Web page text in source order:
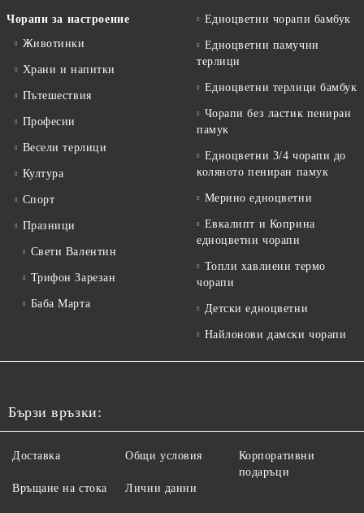
Чорапи за настроение
Животинки
Храни и напитки
Пътешествия
Професии
Весели терлици
Култура
Спорт
Празници
Свети Валентин
Трифон Зарезан
Баба Марта
Едноцветни чорапи бамбук
Едноцветни памучни
терлици
Едноцветни терлици бамбук
Чорапи без ластик пениран
памук
Едноцветни 3/4 чорапи до
коляното пениран памук
Мерино едноцветни
Евкалипт и Коприна
едноцветни чорапи
Топли хавлиени термо
чорапи
Детски едноцветни
Найлонови дамски чорапи
Бързи връзки:
Доставка
Връщане на стока
Общи условия
Лични данни
Корпоративни
подаръци